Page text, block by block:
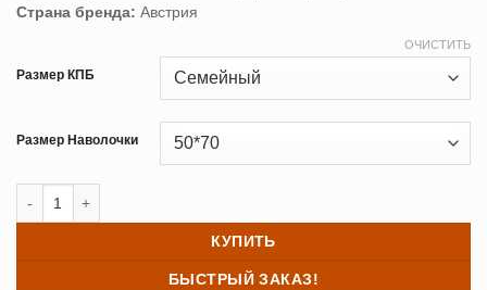
Страна бренда: Австрия
Размер КПБ
Размер Наволочки
ОЧИСТИТЬ
КУПИТЬ
БЫСТРЫЙ ЗАКАЗ!